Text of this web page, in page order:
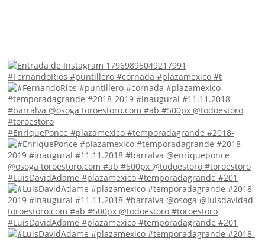
#FernandoRios #puntillero #cornada #plazamexico #t
#EnriquePonce #plazamexico #temporadagrande #2018-
#LuisDavidAdame #plazamexico #temporadagrande #201
#LuisDavidAdame #plazamexico #temporadagrande #201